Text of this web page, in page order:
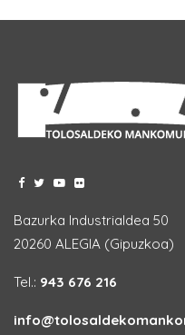
Bazurka Industrialdea 50
20260 ALEGIA (Gipuzkoa)
Tel.: 943 676 216